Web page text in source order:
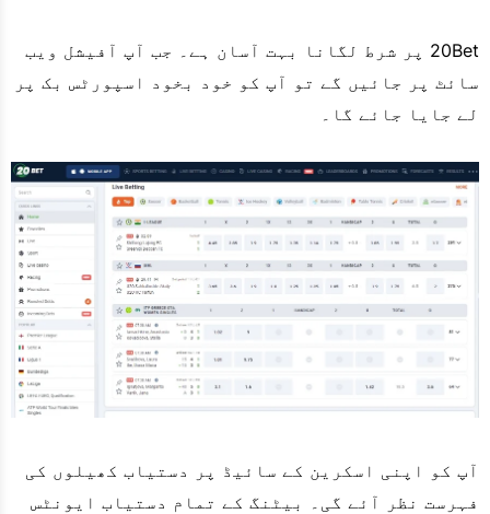
20Bet پر شرط لگانا بہت آسان ہے۔ جب آپ آفیشل ویب
سائٹ پر جائیں گے تو آپ کو خود بخود اسپورٹس بک پر
لے جایا جائے گا۔
آپ کو اپنی اسکرین کے سائیڈ پر دستیاب کھیلوں کی
فہرست نظر آئے گی۔ بیٹنگ کے تمام دستیاب ایونٹس